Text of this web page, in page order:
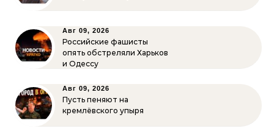
Авг 09, 2026
Российские фашисты
опять обстреляли Харьков
и Одессу
Авг 09, 2026
Пусть пеняют на
кремлёвского упыря